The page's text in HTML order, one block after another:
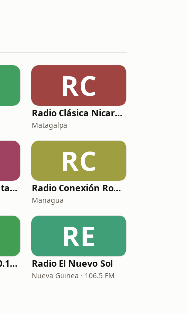
RC
Radio Clásica Nicaragua
Matagalpa
Radio Feeling Matagalpa Nicaragua
RC
Radio Conexión Romántica
Managua
Stereo Digital 100.1 FM
RE
Radio El Nuevo Sol
Nueva Guinea · 106.5 FM